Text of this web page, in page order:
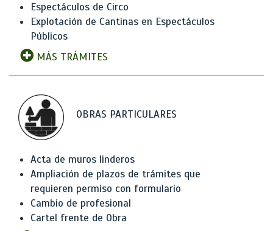
Espectáculos de Circo
Explotación de Cantinas en Espectáculos
Públicos
MÁS TRÁMITES
OBRAS PARTICULARES
Acta de muros linderos
Ampliación de plazos de trámites que
requieren permiso con formulario
Cambio de profesional
Cartel frente de Obra